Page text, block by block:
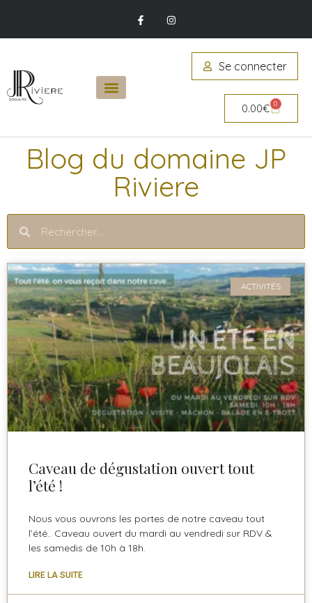
Se connecter
0.00€ 0
Blog du domaine JP
Riviere
ACTIVITÉS
Caveau de dégustation ouvert tout
l’été !
Nous vous ouvrons les portes de notre caveau tout
l’été.. Caveau ouvert du mardi au vendredi sur RDV &
les samedis de 10h à 18h.
LIRE LA SUITE